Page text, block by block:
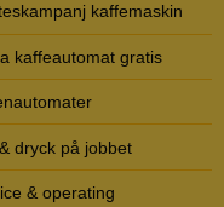
kaffemaskin
kaffeautomat gratis
dryck på jobbet
& operating